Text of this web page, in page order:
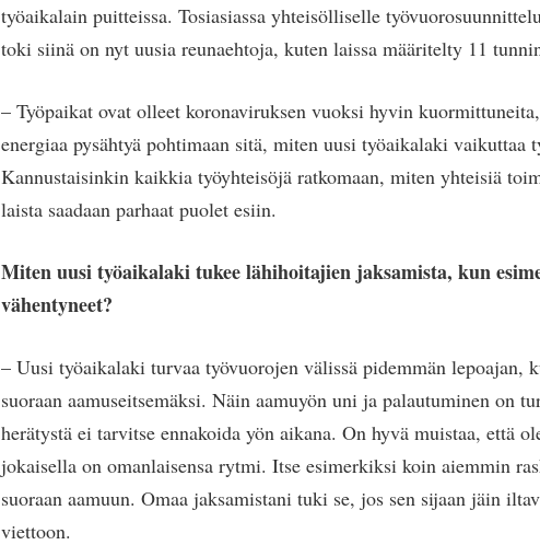
työaikalain puitteissa. Tosiasiassa yhteisölliselle
toki siinä on nyt uusia reunaehtoja, kuten laissa määritelty 11
– Työpaikat ovat olleet koronaviruksen vuoksi hyvin
energiaa pysähtyä pohtimaan sitä, miten uusi työaikalaki vaikuttaa
Kannustaisinkin kaikkia työyhteisöjä ratkomaan, miten yhteisiä
laista saadaan parhaat puolet esiin.
Miten uusi työaikalaki tukee lähihoitajien jaksamista, kun
vähentyneet?
– Uusi työaikalaki turvaa työvuorojen välissä pidemmän lepoajan,
suoraan aamuseitsemäksi. Näin aamuyön uni ja palautuminen on
herätystä ei tarvitse ennakoida yön aikana. On hyvä muistaa, että
jokaisella on omanlaisensa rytmi. Itse esimerkiksi koin aiemmin
suoraan aamuun. Omaa jaksamistani tuki se, jos sen sijaan jäin
viettoon.